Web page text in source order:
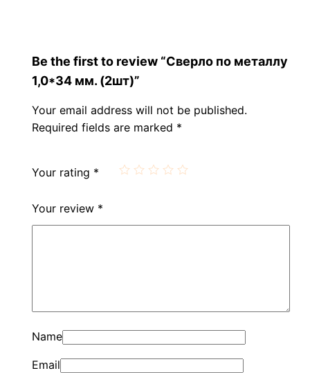
Be the first to review “Сверло по металлу
1,0*34 мм. (2шт)”
Your email address will not be published.
Required fields are marked *
Your rating *
Your review *
Name
Email